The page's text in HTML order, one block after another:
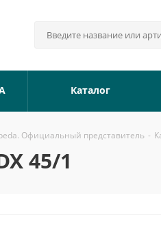
Каталог
Официальный представитель -
45/1